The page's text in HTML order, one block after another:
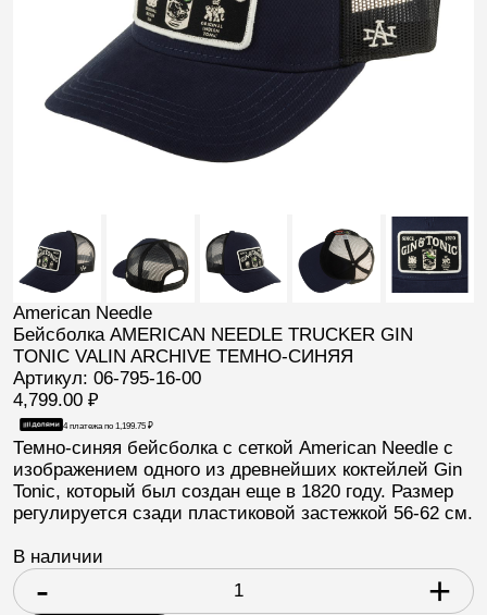
American Needle
Бейсболка AMERICAN NEEDLE TRUCKER GIN
TONIC VALIN ARCHIVE ТЕМНО-СИНЯЯ
Артикул: 06-795-16-00
4,799.00 ₽
4 платежа по 1,199.75 ₽
Темно-синяя бейсболка с сеткой American Needleс
изображением одного из древнейших коктейлей Gin
Tonic, который был создан еще в 1820 году. Размер
регулируется сзади пластиковой застежкой 56-62 см.
В наличии
- +